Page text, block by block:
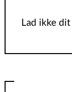
Lad ikke